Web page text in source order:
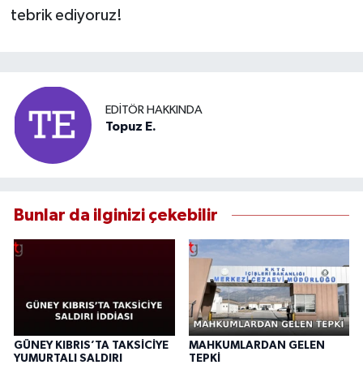
tebrik ediyoruz!
EDITÖR HAKKINDA
Topuz E.
Bunlar da ilginizi çekebilir
GÜNEY KIBRIS’TA TAKSİCİYE
YUMURTALI SALDIRI
MAHKUMLARDAN GELEN
TEPKİ